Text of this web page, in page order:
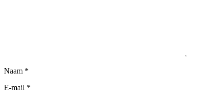
Naam *
E-mail *